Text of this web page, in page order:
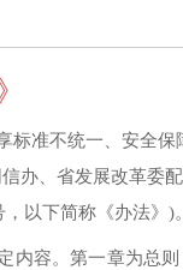
准不统一、安全保
办、省发展改革委
以下简称《办法》)。
内容。第一章为总